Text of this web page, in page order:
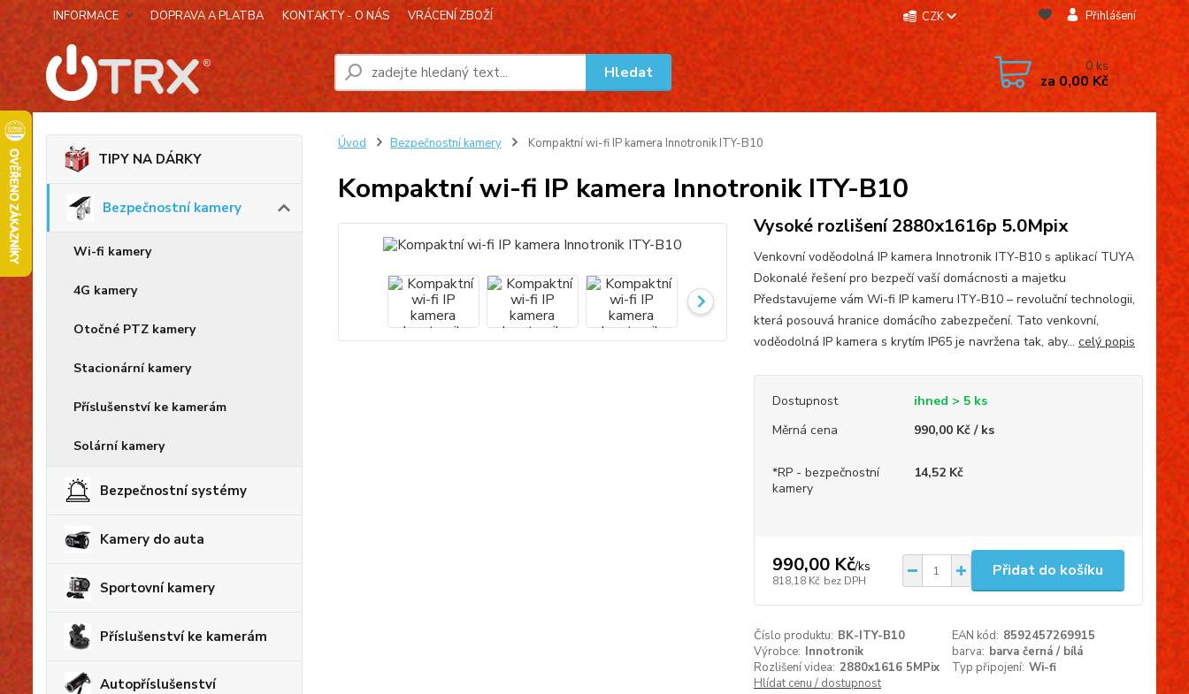
INFORMACE DOPRAVA A PLATBA KONTAKTY - O NÁS VRÁCENÍ ZBOŽÍ CZK Přihlášení
Hledat 0ks
za0,00 Kč
TIPY NA DÁRKY
Bezpečnostní kamery
Wi-fi kamery
4G kamery
Otočné PTZ kamery
Stacionární kamery
Příslušenství ke kamerám
Solární kamery
Bezpečnostní systémy
Kamery do auta
Sportovní kamery
Příslušenství ke kamerám
Autopříslušenství
Úvod Bezpečnostní kamery Kompaktní wi-fi IP kamera Innotronik ITY-B10
Kompaktní wi-fi IP kamera Innotronik ITY-B10
Vysoké rozlišení 2880x1616p 5.0Mpix
Venkovní voděodolná IP kamera Innotronik ITY-B10 s aplikací TUYA
Dokonalé řešení pro bezpečí vaší domácnosti a majetku
Představujeme vám Wi-fi IP kameru ITY-B10 – revoluční technologii,
která posouvá hranice domácího zabezpečení. Tato venkovní,
voděodolná IP kamera s krytím IP65 je navržena tak, aby... celý popis
Dostupnost
ihned > 5 ks
Měrná cena
990,00 Kč / ks
*RP - bezpečnostní
kamery
14,52 Kč
990,00 Kč/ks
818,18 Kč bez DPH
Přidat do košíku
Číslo produktu: BK-ITY-B10 EAN kód: 8592457269915
Výrobce: Innotronik barva: barva černá / bílá
Rozlišení videa: 2880x1616 5MPix Typ připojení: Wi-fi
Hlídat cenu / dostupnost